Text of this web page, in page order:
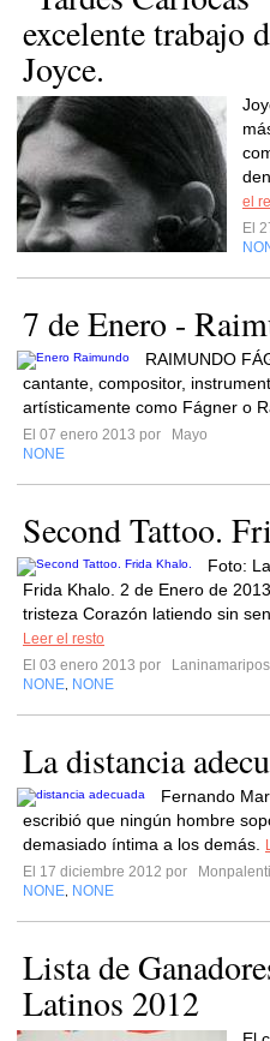
excelente trabajo
Joyce.
el
El
7 de Enero -
RAIMUNDO
cantante, compositor,
artísticamente como Fágner o
El 07 enero 2013 por
Mayo
NONE
Second Tattoo.
Foto:
Frida Khalo. 2 de Enero de
tristeza Corazón latiendo sin
Leer el resto
El 03 enero 2013 por
NONE NONE
La distancia
Fernando
escribió que ningún hombre
demasiado íntima a los demás.
El 17 diciembre 2012 por
NONE NONE
Lista de
Latinos 2012